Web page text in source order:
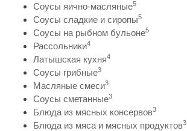
Соусы яично-масляные5
Соусы сладкие и сиропы5
Соусы на рыбном бульоне5
Рассольники4
Латышская кухня4
Соусы грибные3
Масляные смеси3
Соусы сметанные3
Блюда из мясных консервов3
Блюда из мяса и мясных продуктов3